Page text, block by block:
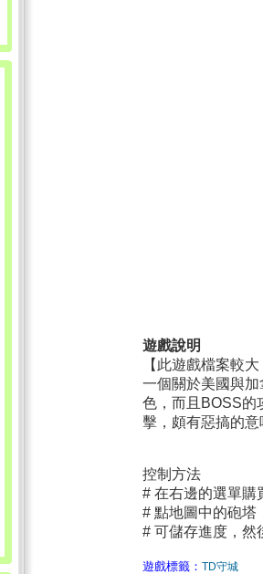
遊戲說明
【此遊戲檔案較
一個關於美國與
色，而且BOSS的
擊，頗有惡搞的意
控制方法
# 在右邊的選單購
# 點地圖中的砲塔
# 可儲存進度，然
遊戲標籤： TD守城